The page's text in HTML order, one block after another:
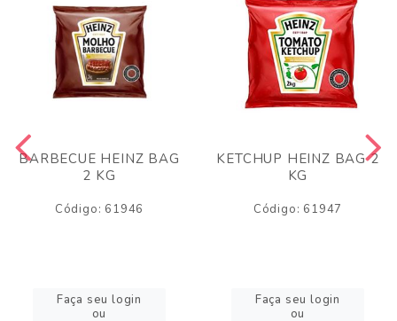
BARBECUE HEINZ BAG
2 KG
Código: 61946
Faça seu login
ou
KETCHUP HEINZ BAG 2
KG
Código: 61947
Faça seu login
ou